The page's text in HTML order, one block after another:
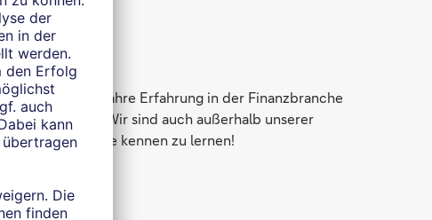
die viele Jahre Erfahrung in der Finanzbranche
Investieren. Wir sind auch außerhalb unserer
freuen uns, Sie kennen zu lernen!